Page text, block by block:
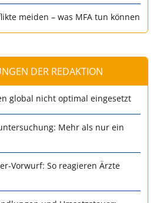
meiden – was MFA tun können
DER REDAKTION
global nicht optimal eingesetzt
Mehr als nur ein
Vorwurf: So reagieren Ärzte